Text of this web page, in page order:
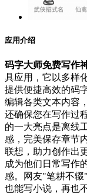
应用介绍
码字大师免费写作
具应用，它以多样
提供便捷高效的码
编辑各类文本内容
还确保您在写作过
的一大亮点是离线
感，完美保存章节
联想，助力创作出
成为他们日常写作
感。网友"笔耕不
也能写小说，再也